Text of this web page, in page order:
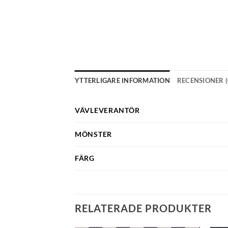
YTTERLIGARE INFORMATION RECENSIONER
VÄVLEVERANTÖR
MÖNSTER
FÄRG
RELATERADE PRODUKTER